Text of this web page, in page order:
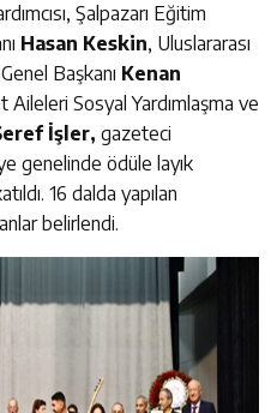
Şalpazarı Eğitim
Hasan Keskin, Uluslararası
Başkanı Kenan
Aileleri Sosyal Yardımlaşma ve
İşler, gazeteci
genelinde ödüle layık
16 dalda yapılan
belirlendi.